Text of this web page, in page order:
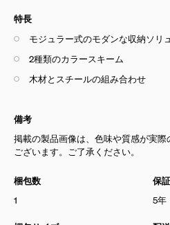
特長
モジュラー式のモダンな収納ソリ
2種類のカラースキーム
木材とスチールの組み合わせ
備考
掲載の製品画像は、色味や質感が実
ございます。ご了承ください。
梱包数
1
保証
5年